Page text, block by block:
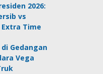
2026:
vs
Time
Gedangan
Vega